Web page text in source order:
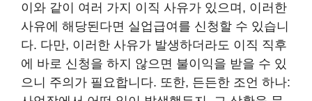
이와 같이 여러 가지 이직 사유가 있으며, 이러한
사유에 해당된다면 실업급여를 신청할 수 있습니
다. 다만, 이러한 사유가 발생하더라도 이직 직후
에 바로 신청을 하지 않으면 불이익을 받을 수 있
으니 주의가 필요합니다. 또한, 든든한 조언 하나: